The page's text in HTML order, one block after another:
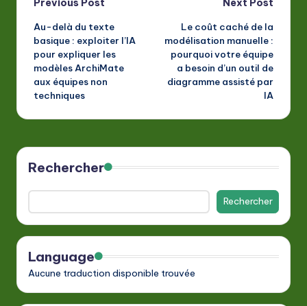
Post
navigation
Previous Post
Au-delà du texte
basique : exploiter l’IA
pour expliquer les
modèles ArchiMate
aux équipes non
techniques
Next Post
Le coût caché de la
modélisation manuelle :
pourquoi votre équipe
a besoin d’un outil de
diagramme assisté par
IA
Rechercher
Rechercher
Language
Aucune traduction disponible trouvée